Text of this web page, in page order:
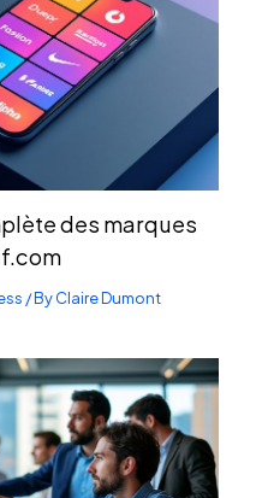
des marques
/ ByClaire Dumont